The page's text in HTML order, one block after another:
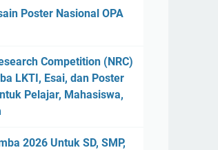
Poster Nasional OPA
Competition (NRC)
LKTI, Esai, dan Poster
Pelajar, Mahasiswa,
2026 Untuk SD, SMP,